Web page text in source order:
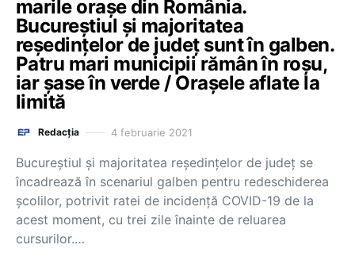
marile orașe din România.
Bucureștiul și majoritatea
reședințelor de județ sunt în galben.
Patru mari municipii rămân în roșu,
iar șase în verde / Orașele aflate la
limită
Redacția 4 februarie 2021
Bucureștiul și majoritatea reședințelor de județ se
încadrează în scenariul galben pentru redeschiderea
școlilor, potrivit ratei de incidență COVID-19 de la
acest moment, cu trei zile înainte de reluarea
cursurilor.…